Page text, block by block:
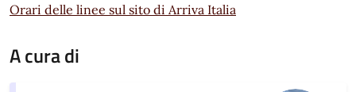
Orari delle linee sul sito di Arriva Italia
A cura di